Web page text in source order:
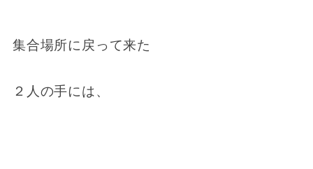
集合場所に戻って来た
２人の手には、